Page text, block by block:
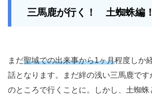
三馬鹿が行く！ 土蜘蛛編！
まだ聖域での出来事から1ヶ月程度しか
話となります。まだ絆の浅い三馬鹿です
のところで行くことに。しかし、土蜘蛛